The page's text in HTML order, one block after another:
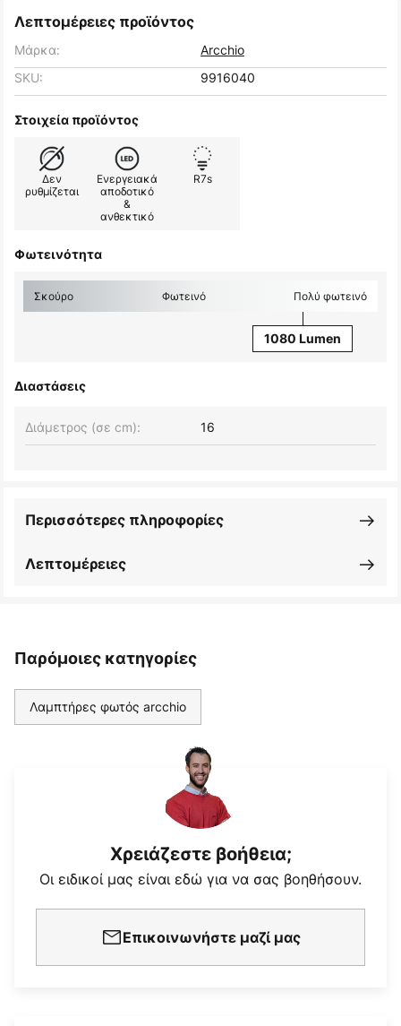
Λεπτομέρειες προϊόντος
Μάρκα:
Arcchio
SKU:
9916040
Στοιχεία προϊόντος
Δεν
ρυθμίζεται
Ενεργειακά
αποδοτικό
&
ανθεκτικό
R7s
Φωτεινότητα
Σκούρο Φωτεινό Πολύ φωτεινό
1080 Lumen
Διαστάσεις
Διάμετρος (σε cm): 16
Λεπτομέρειες
Περισσότερες πληροφορίες
Παρόμοιες κατηγορίες
Λαμπτήρες φωτός arcchio
Χρειάζεστε βοήθεια;
Οι ειδικοί μας είναι εδώ για να σας βοηθήσουν.
Επικοινωνήστε μαζί μας